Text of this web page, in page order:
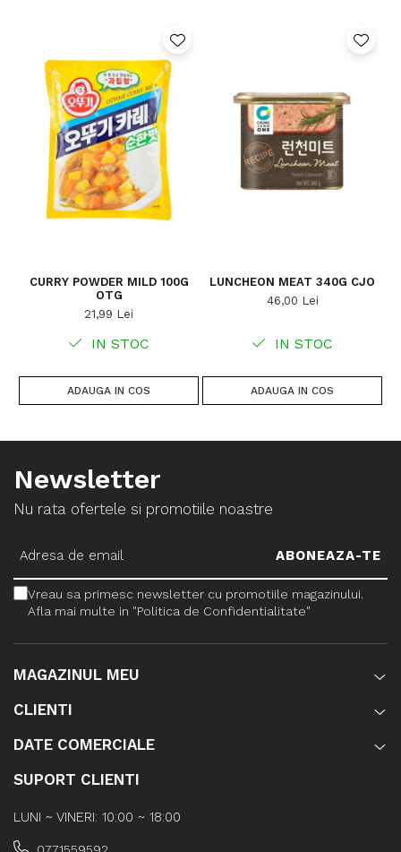
CURRY POWDER MILD 100G
OTG
21,99 Lei
IN STOC
ADAUGA IN COS
LUNCHEON MEAT 340G CJO
46,00 Lei
IN STOC
ADAUGA IN COS
Newsletter
Nu rata ofertele si promotiile noastre
Vreau sa primesc newsletter cu promotiile magazinului.
Afla mai multe in "Politica de Confidentialitate"
MAGAZINUL MEU
CLIENTI
DATE COMERCIALE
SUPORT CLIENTI
LUNI ~ VINERI: 10:00 ~ 18:00